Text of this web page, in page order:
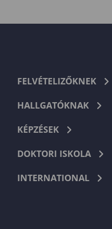
FELVÉTELIZŐKNEK
HALLGATÓKNAK
KÉPZÉSEK
DOKTORI ISKOLA
INTERNATIONAL